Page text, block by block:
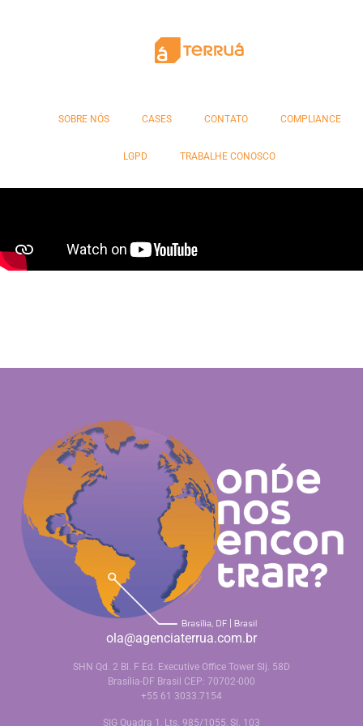
SOBRE NÓS CASES CONTATO COMPLIANCE
LGPD TRABALHE CONOSCO
Banco do Brasil
ola@agenciaterrua.com.br
SHN Qd. 2 Bl. F Ed. Executive Office Tower Slj. 58D
Brasília-DF Brasil CEP: 70702-000
+55 61 3033.7154
SIG Quadra 1, Lts. 985/1055, Sl. 103